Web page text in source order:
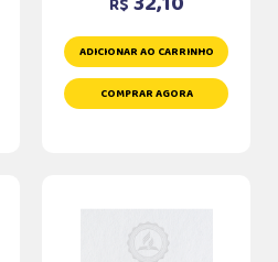
R$
ADICIONAR AO CARRINHO
COMPRAR AGORA